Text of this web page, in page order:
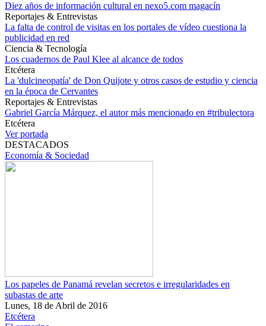
Diez años de información cultural en nexo5.com magacín
Reportajes & Entrevistas
La falta de control de visitas en los portales de vídeo cuestiona la
publicidad en red
Ciencia & Tecnología
Los cuadernos de Paul Klee al alcance de todos
Etcétera
La 'dulcineopatía' de Don Quijote y otros casos de estudio y ciencia
en la época de Cervantes
Reportajes & Entrevistas
Gabriel García Márquez, el autor más mencionado en #tribulectora
Etcétera
Ver portada
DESTACADOS
Economía & Sociedad
Los papeles de Panamá revelan secretos e irregularidades en
subastas de arte
Lunes, 18 de Abril de 2016
Etcétera